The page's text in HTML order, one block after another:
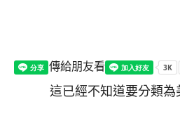
傳給朋友看
這已經不知道要分類為